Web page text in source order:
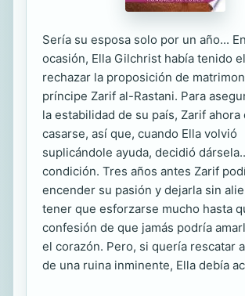
Sería su esposa solo por un año...
ocasión, Ella Gilchrist había tenido
rechazar la proposición de
príncipe Zarif al-Rastani. Para
la estabilidad de su país, Zarif ahora
casarse, así que, cuando Ella volvió
suplicándole ayuda, decidió
condición. Tres años antes Zarif
encender su pasión y dejarla sin
tener que esforzarse mucho hasta
confesión de que jamás podría
el corazón. Pero, si quería rescatar
de una ruina inminente, Ella debía